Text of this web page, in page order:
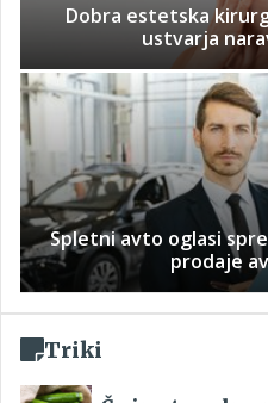
Dobra estetska
ustvarja
Spletni avto oglasi
prodaje
Triki